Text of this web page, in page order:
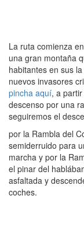
La ruta comienza
una gran montaña
habitantes en sus
nuevos invasores
pincha aquí, a
descenso por una
seguiremos el
por la Rambla del
semiderruido para
marcha y por la
el pinar del
asfaltada y
coches.